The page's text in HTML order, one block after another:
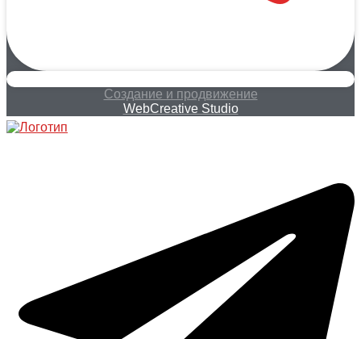
Создание и продвижение
WebCreative Studio